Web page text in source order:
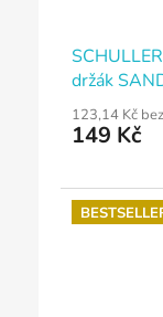
držák
230×80
123,14 Kč
149 Kč